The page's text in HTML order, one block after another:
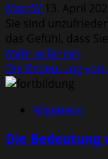
MarcW 13. April
Sie sind
das Gefühl, dass
Mehr erfahren
Mut
Die Bedeutung
Allgemein
Die Bedeutung